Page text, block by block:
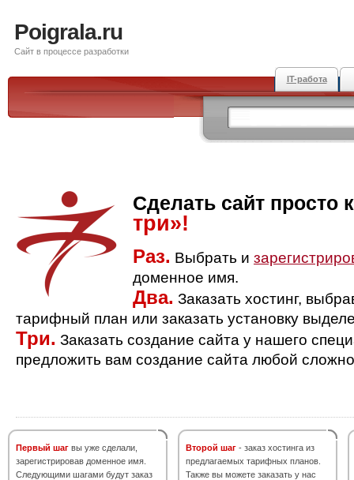
Poigrala.ru
Сайт в процессе разработки
IT-работа
Сделать сайт просто
три»!
Раз. Выбрать и
доменное имя.
Два. Заказать хостинг,
тарифный план или заказать установку
Три. Заказать создание сайта у нашего
предложить вам создание сайта любой
Первый шаг вы уже сделали,
зарегистрировав доменное имя.
Следующими шагами будут заказ
Второй шаг - заказ хостинга из
предлагаемых тарифных планов.
Также вы можете заказать у нас